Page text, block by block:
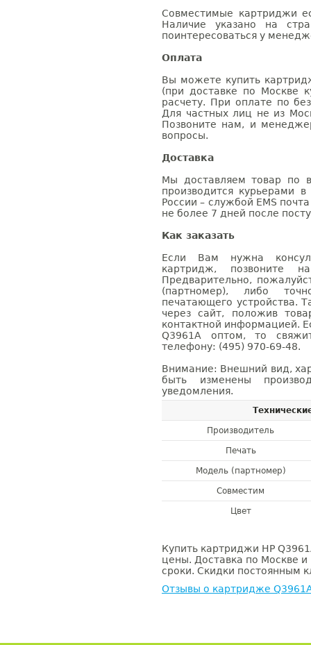
Совместимые картриджи
Наличие указано на
поинтересоваться у
Оплата
Вы можете купить
(при доставке по Москве
расчету. При оплате по
Для частных лиц не из
Позвоните нам, и
вопросы.
Доставка
Мы доставляем товар по
производится курьерами
России – службой EMS
не более 7 дней после
Как заказать
Если Вам нужна
картридж, позвоните
Предварительно,
(партномер), либо
печатающего устройства.
через сайт, положив
контактной информацией.
Q3961A оптом, то
телефону: (495) 970-69-48.
Внимание: Внешний вид,
быть изменены
уведомления.
Производитель
Печать
Модель (партномер)
Совместим
Цвет
Купить картриджи HP
цены. Доставка по Москве и
сроки. Скидки постоянным
Отзывы о картридже